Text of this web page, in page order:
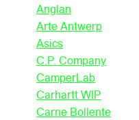
Anglan
Arte Antwerp
Asics
C.P. Company
CamperLab
Carhartt WIP
Carne Bollente